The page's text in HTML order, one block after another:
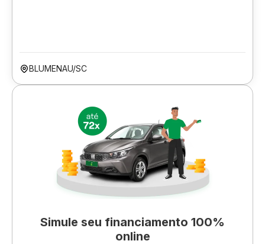
BLUMENAU/SC
Simule seu financiamento 100%
online